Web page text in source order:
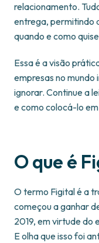
relacionamento.
entrega, permitindo
quando e como
Essa é a visão
empresas no
ignorar. Continue a
e como colocá-lo
O que é
O termo Figital é a
começou a ganhar
2019, em virtude do
E olha que isso foi